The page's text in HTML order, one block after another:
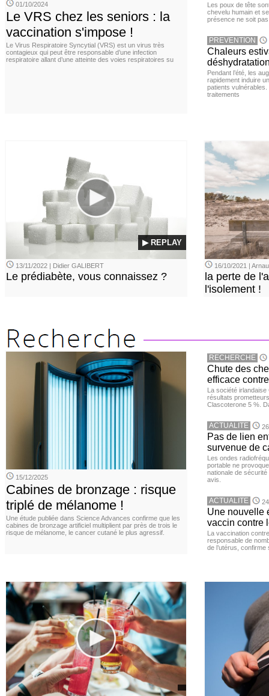
01/10/2024
Le VRS chez les seniors : la
vaccination s'impose !
Le Virus Respiratoire Syncytial (VRS) est un virus très
contagieux qui peut être responsable d’une infection
respiratoire allant d’une atteinte des voies respiratoires su
Les poux de tête
chevelu humain et
présence ne soit
PREVENTION
Chaleurs
Pendant l’été, les
rapidement induire
patients
traitements
▶ REPLAY
13/11/2022 | Didier GALIBERT
Le prédiabète, vous connaissez ?
16/10/2021 |
la perte de
l'isolement !
15/12/2025
Cabines de bronzage : risque
triplé de mélanome !
Une étude publiée dans Science Advances confirme que les
cabines de bronzage artificiel multiplient par près de trois le
risque de mélanome, le cancer cutané le plus agressif.
RECHERCHE
Chute des
efficace
La société
résultats
Clascoterone 5 %.
ACTUALITE
Pas de lien
survenue de
Les ondes
portable ne
nationale de
avis.
ACTUALITE
Une nouvelle
vaccin contre
La vaccination
responsable de
de l’utérus,